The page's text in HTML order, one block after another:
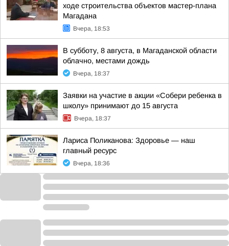
ходе строительства объектов мастер-плана
Магадана
Вчера, 18:53
В субботу, 8 августа, в Магаданской области
облачно, местами дождь
Вчера, 18:37
Заявки на участие в акции «Собери ребенка в
школу» принимают до 15 августа
Вчера, 18:37
Лариса Поликанова: Здоровье — наш
главный ресурс
Вчера, 18:36